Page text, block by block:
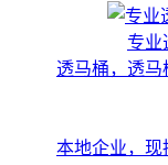
专业
透马桶，透马
本地企业，现